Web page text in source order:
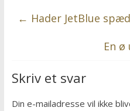
← Hader JetBlue
En
Skriv et svar
Din e-mailadresse vil ikke